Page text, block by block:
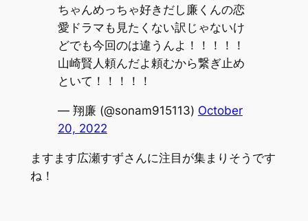
ちゃんめっちゃ好きだし廉くんの恋
愛ドラマも見たくない訳じゃないけ
どでも今回のは違うんよ！！！！！
山崎賢人頼んだよ頼むから繋ぎ止め
といて！！！！！
— 翔廉 (@sonam915113) October
20, 2022
ますます広瀬すずさんに注目が集まりそうです
ね！